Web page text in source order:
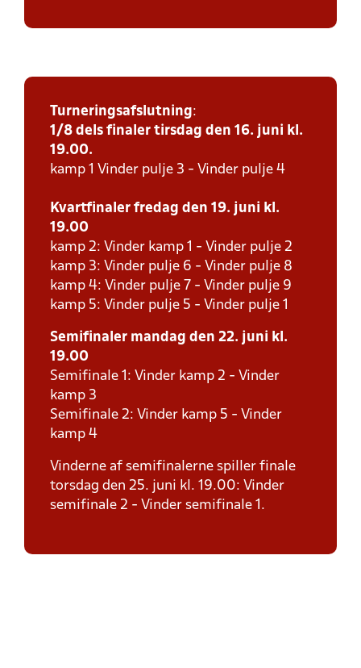
Turneringsafslutning:
1/8 dels finaler tirsdag den 16. juni kl.
19.00.
kamp 1 Vinder pulje 3 - Vinder pulje 4
Kvartfinaler fredag den 19. juni kl.
19.00
kamp 2: Vinder kamp 1 - Vinder pulje 2
kamp 3: Vinder pulje 6 - Vinder pulje 8
kamp 4: Vinder pulje 7 - Vinder pulje 9
kamp 5: Vinder pulje 5 - Vinder pulje 1
Semifinaler mandag den 22. juni kl.
19.00
Semifinale 1: Vinder kamp 2 - Vinder
kamp 3
Semifinale 2: Vinder kamp 5 - Vinder
kamp 4
Vinderne af semifinalerne spiller finale
torsdag den 25. juni kl. 19.00: Vinder
semifinale 2 - Vinder semifinale 1.